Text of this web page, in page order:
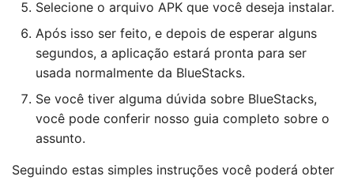
Selecione o arquivo APK que você deseja instalar.
Após isso ser feito, e depois de esperar alguns
segundos, a aplicação estará pronta para ser
usada normalmente da BlueStacks.
Se você tiver alguma dúvida sobre BlueStacks,
você pode conferir nosso guia completo sobre o
assunto.
Seguindo estas simples instruções você poderá obter